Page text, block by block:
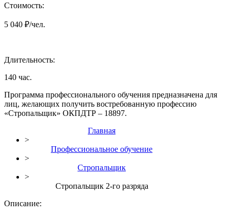
Стоимость:
5 040 ₽/чел.
Длительность:
140 час.
Программа профессионального обучения предназначена для
лиц, желающих получить востребованную профессию
«Стропальщик» ОКПДТР – 18897.
Главная
>
Профессиональное обучение
>
Стропальщик
>
Стропальщик 2-го разряда
Описание: